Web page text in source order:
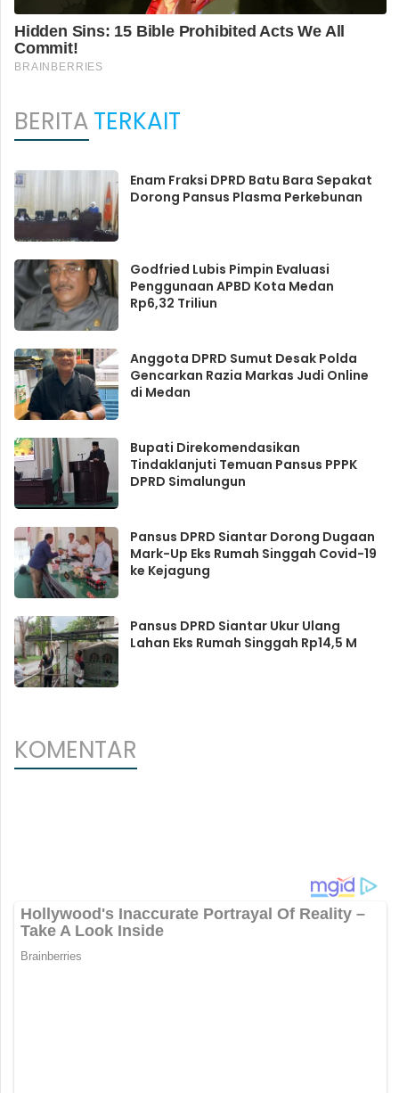
BERITATERKAIT
Enam Fraksi DPRD Batu Bara Sepakat
Dorong Pansus Plasma Perkebunan
Godfried Lubis Pimpin Evaluasi
Penggunaan APBD Kota Medan
Rp6,32 Triliun
Anggota DPRD Sumut Desak Polda
Gencarkan Razia Markas Judi Online
di Medan
Bupati Direkomendasikan
Tindaklanjuti Temuan Pansus PPPK
DPRD Simalungun
Pansus DPRD Siantar Dorong Dugaan
Mark-Up Eks Rumah Singgah Covid-19
ke Kejagung
Pansus DPRD Siantar Ukur Ulang
Lahan Eks Rumah Singgah Rp14,5 M
KOMENTAR